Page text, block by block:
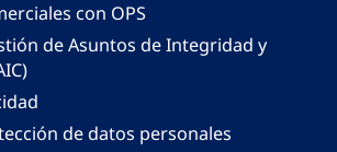
con OPS
de Asuntos de Integridad y
de datos personales